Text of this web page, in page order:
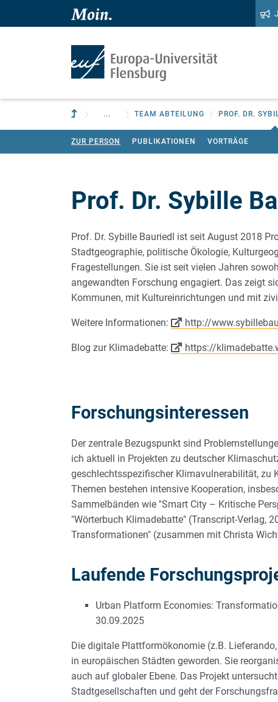
Zum Hauptinhalt springen
Zur Navigation springen
Zur übergeordneten Einrichtung
... TEAM ABTEILUNG PROF. DR.
ZUR PERSON PUBLIKATIONEN VORTRÄGE
Prof. Dr. Sybille
Prof. Dr. Sybille Bauriedl ist seit August 2018
Stadtgeographie, politische Ökologie,
Fragestellungen. Sie ist seit vielen Jahren
angewandten Forschung engagiert. Das zeigt
Kommunen, mit Kultureinrichtungen und mit
Weitere Informationen: http://
Blog zur Klimadebatte: https://
Forschungsinteressen
Der zentrale Bezugspunkt sind
ich aktuell in Projekten zu deutscher
geschlechtsspezifischer Klimavulnerabilität, zu
Themen bestehen intensive Kooperation,
Sammelbänden wie "Smart City – Kritische
"Wörterbuch Klimadebatte" (Transcript-Verlag,
Transformationen" (zusammen mit Christa
Laufende
Urban Platform Economies:
30.09.2025
Die digitale Plattformökonomie (z.B.
in europäischen Städten geworden. Sie
auch auf globaler Ebene. Das Projekt
Stadtgesellschaften und geht der